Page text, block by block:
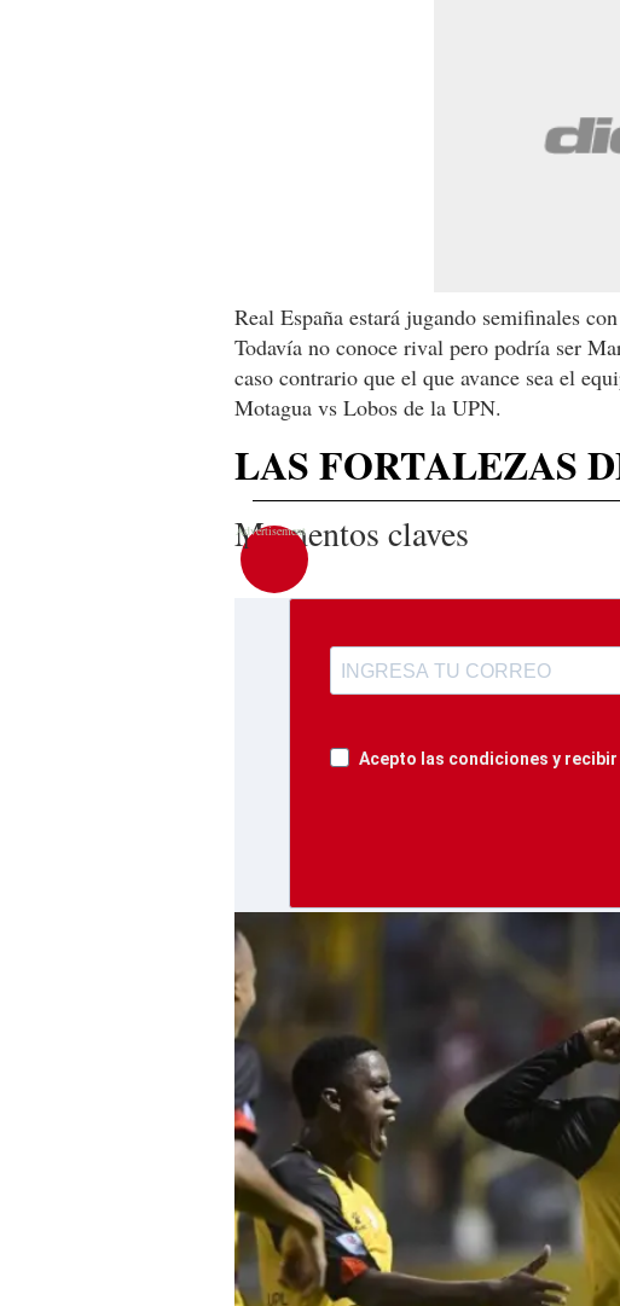
Real España estará jugando semifinales
Todavía no conoce rival pero podría ser
caso contrario que el que avance sea el
Motagua vs Lobos de la UPN.
LAS FORTALEZAS
1
Momentos claves
Acepto las condiciones y